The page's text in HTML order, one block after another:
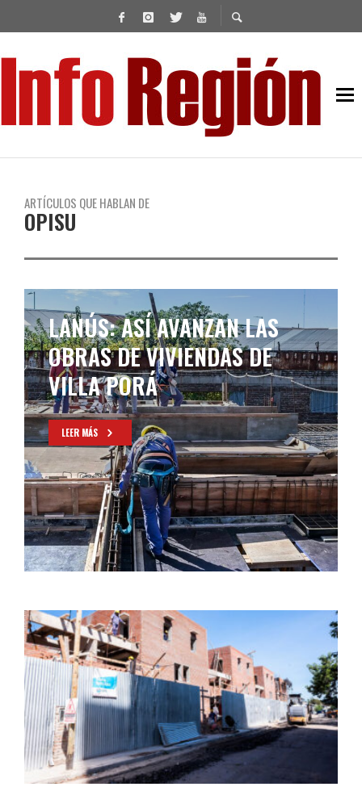
ARTÍCULOS QUE HABLAN DE
OPISU
LANÚS: ASÍ AVANZAN LAS
OBRAS DE VIVIENDAS DE
VILLA PORÁ
LEER MÁS